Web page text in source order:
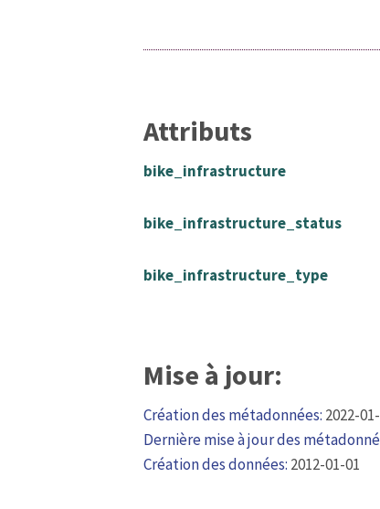
Attributs
bike_infrastructure
bike_infrastructure_status
bike_infrastructure_type
Mise à jour:
Création des métadonnées: 2022-
Dernière mise à jour des
Création des données: 2012-01-01